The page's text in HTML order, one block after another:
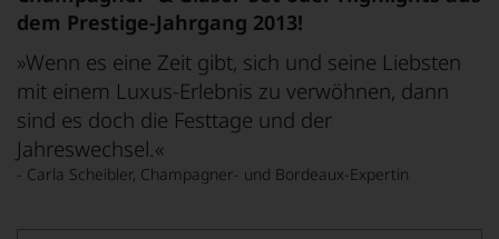
dem Prestige-Jahrgang 2013!
»Wenn es eine Zeit gibt, sich und seine Liebsten
mit einem Luxus-Erlebnis zu verwöhnen, dann
sind es doch die Festtage und der
Jahreswechsel.«
- Carla Scheibler, Champagner- und Bordeaux-Expertin